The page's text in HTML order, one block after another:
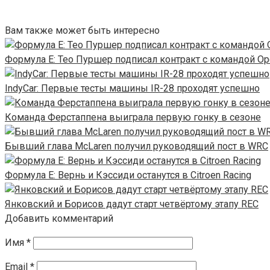
Вам также может быть интересно
Формула E: Тео Пуршер подписал контракт с командой
IndyCar: Первые тесты машины IR-28 проходят успешно
Команда Ферстаппена выиграла первую гонку в сезоне
Бывший глава McLaren получил руководящий пост в WRC
Формула Е: Вернь и Кэссиди останутся в Citroen Racing
Янковский и Борисов дадут старт четвёртому этапу REC
Добавить комментарий
Имя *
Email *